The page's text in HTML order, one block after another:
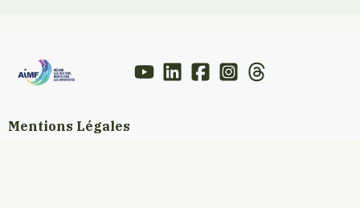
Mentions Légales